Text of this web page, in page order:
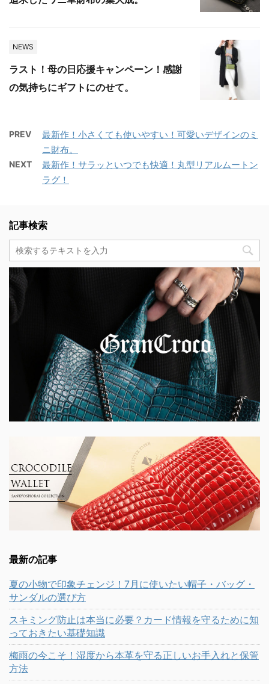
NEWS
ラスト！母の日応援キャンペーン！感謝
の気持ちにギフトにのせて。
PREV
最新作！小さくても使いやすい！可愛いデザインのミ
ニ財布。
NEXT
最新作！サラッといつでも快適！丸型リアルムートン
ラグ！
記事検索
最新の記事
夏の小物で印象チェンジ！7月に使いたい帽子・バッグ・
サンダルの選び方
スキミング防止は本当に必要？カード情報を守るために知
っておきたい基礎知識
梅雨の今こそ！湿度から本革を守る正しいお手入れと保管
方法